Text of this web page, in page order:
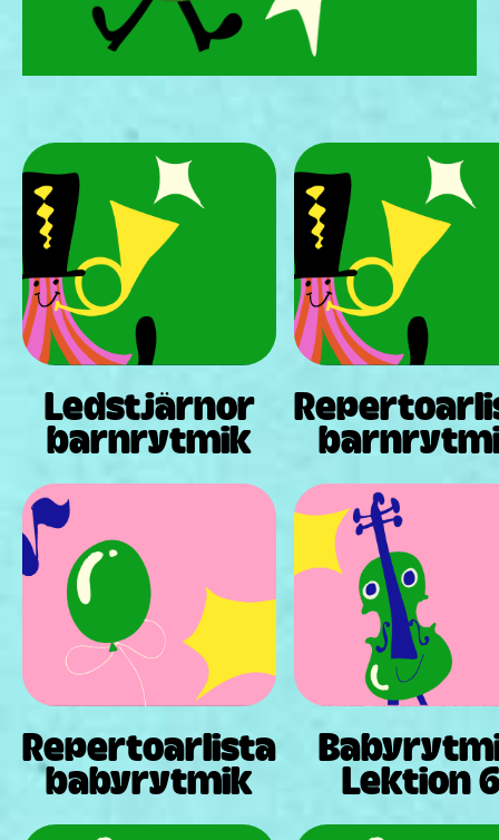
Ledstjärnor
barnrytmik
Repertoarlista
babyrytmik Lektion 6